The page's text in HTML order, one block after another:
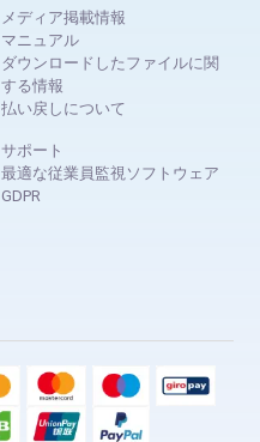
メディア掲載情報
マニュアル
ダウンロードしたファイルに関
する情報
払い戻しについて
サポート
最適な従業員監視ソフトウェア
GDPR